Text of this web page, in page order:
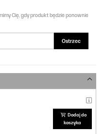
Cię, gdy produkt będzie ponownie
Ostrzec
Dodaj do
koszyka